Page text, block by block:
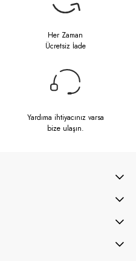
Her Zaman
Ücretsiz İade
Yardıma ihtiyacınız varsa
bize ulaşın.